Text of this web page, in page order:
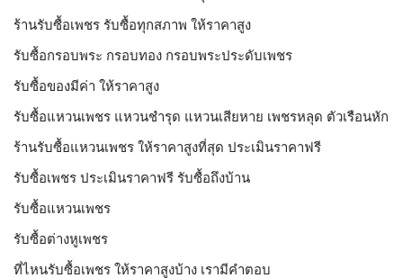
ร้านรับซื้อเพชร รับซื้อทุกสภาพ ให้ราคาสูง
รับซื้อกรอบพระ กรอบทอง กรอบพระประดับเพชร
รับซื้อของมีค่า ให้ราคาสูง
รับซื้อแหวนเพชร แหวนชำรุด แหวนเสียหาย เพชรหลุด ตัวเรือนหัก
ร้านรับซื้อแหวนเพชร ให้ราคาสูงที่สุด ประเมินราคาฟรี
รับซื้อเพชร ประเมินราคาฟรี รับซื้อถึงบ้าน
รับซื้อแหวนเพชร
รับซื้อต่างหูเพชร
ที่ไหนรับซื้อเพชร ให้ราคาสูงบ้าง เรามีคำตอบ